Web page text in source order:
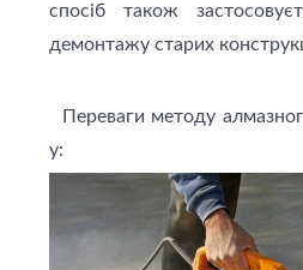
спосіб також
демонтажу старих
Переваги методу
у: